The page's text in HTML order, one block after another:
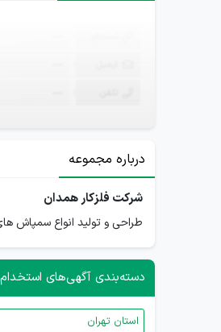
درباره مجموعه
شرکت فلزکار همدان
طراحی و تولید انواع سمپاش
دسته‌بندی آگهی‌های استخدام
استان تهران